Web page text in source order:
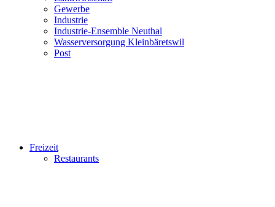
Gewerbe
Industrie
Industrie-Ensemble Neuthal
Wasserversorgung Kleinbäretswil
Post
Freizeit
Restaurants